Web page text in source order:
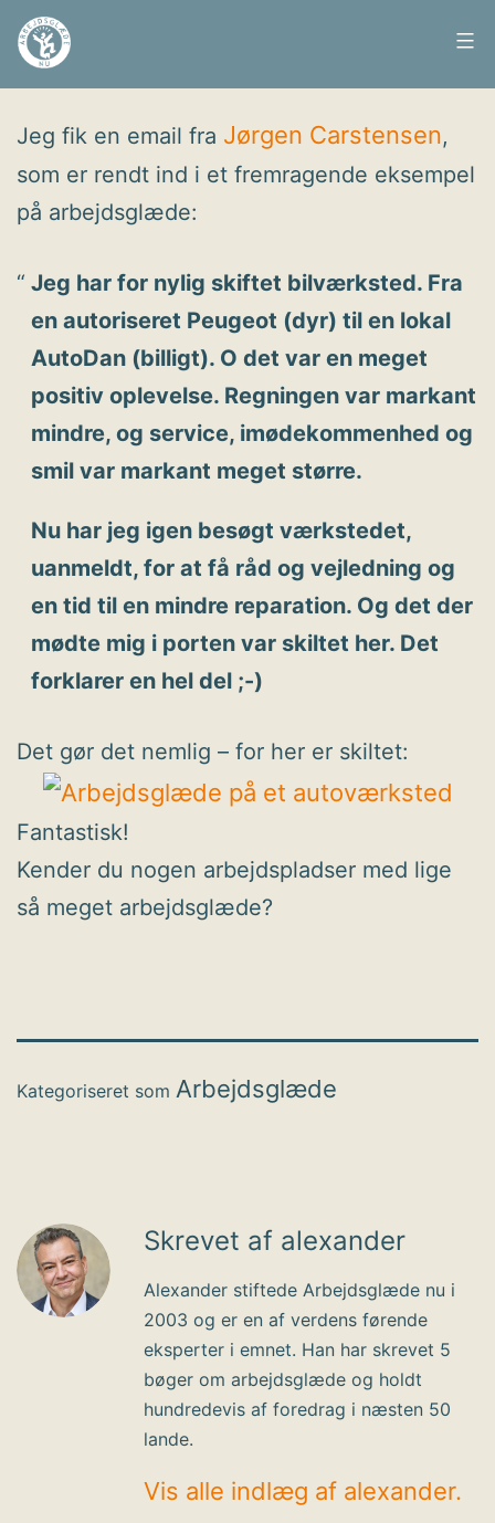
Fortsæt
Arbejdsglæde
Udgivet
Jeg fik en email fra Jørgen Carstensen,
som er rendt ind i et fremragende eksempel
på arbejdsglæde:
Jeg har for nylig skiftet bilværksted. Fra
en autoriseret Peugeot (dyr) til en lokal
AutoDan (billigt). O det var en meget
positiv oplevelse. Regningen var markant
mindre, og service, imødekommenhed og
smil var markant meget større.
Nu har jeg igen besøgt værkstedet,
uanmeldt, for at få råd og vejledning og
en tid til en mindre reparation. Og det der
mødte mig i porten var skiltet her. Det
forklarer en hel del ;-)
Det gør det nemlig – for her er skiltet:
Fantastisk!
Kender du nogen arbejdspladser med lige
så meget arbejdsglæde?
Kategoriseret som Arbejdsglæde
Skrevet af alexander
Alexander stiftede Arbejdsglæde nu i
2003 og er en af verdens førende
eksperter i emnet. Han har skrevet 5
bøger om arbejdsglæde og holdt
hundredevis af foredrag i næsten 50
lande.
Vis alle indlæg af alexander.